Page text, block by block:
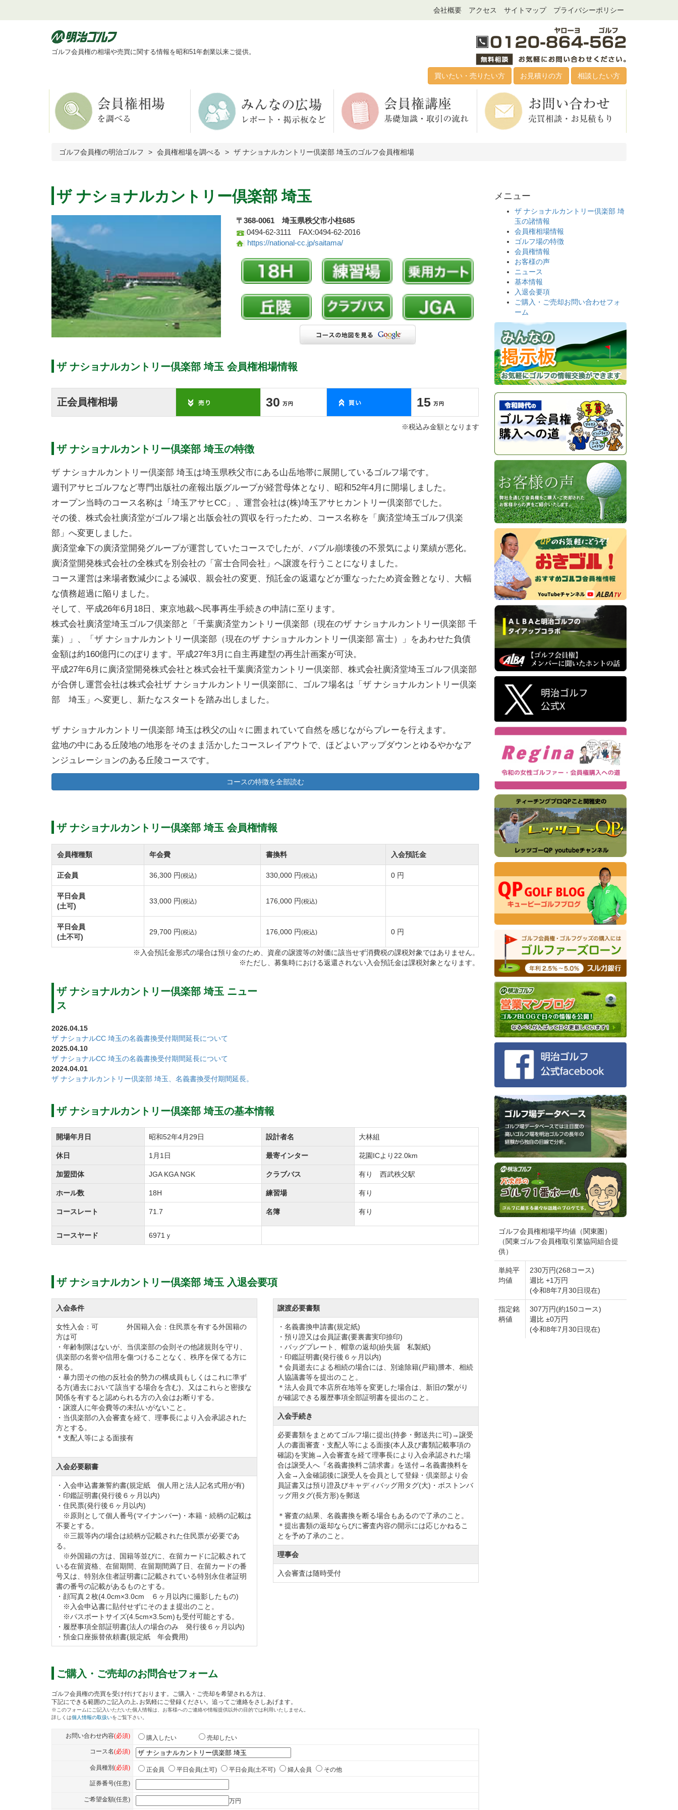
会社概要 アクセス サイトマップ プライバシーポリシー
ゴルフ会員権の相場や売買に関する情報を昭和51年創業以来ご提供。
買いたい・売りたい方 お見積りの方 相談したい方
ゴルフ会員権の明治ゴルフ 会員権相場を調べる ザ ナショナルカントリー倶楽部 埼玉のゴルフ会員権相場
ザ ナショナルカントリー倶楽部 埼玉
〒368-0061 埼玉県秩父市小柱685
0494-62-3111 FAX:0494-62-2016
https://national-cc.jp/saitama/
ザ ナショナルカントリー倶楽部 埼玉 会員権相場情報
正会員権相場 30 15
※税込み金額となります
ザ ナショナルカントリー倶楽部 埼玉の特徴
ザ ナショナルカントリー倶楽部 埼玉は埼玉県秩父市にある山岳地帯に展開しているゴルフ場です。
週刊アサヒゴルフなど専門出版社の産報出版グループが経営母体となり、昭和52年4月に開場しました。
オープン当時のコース名称は「埼玉アサヒCC」、運営会社は(株)埼玉アサヒカントリー倶楽部でした。
その後、株式会社廣済堂がゴルフ場と出版会社の買収を行ったため、コース名称を「廣済堂埼玉ゴルフ倶楽
部」へ変更しました。
廣済堂傘下の廣済堂開発グループが運営していたコースでしたが、バブル崩壊後の不景気により業績が悪化。
廣済堂開発株式会社の全株式を別会社の「富士合同会社」へ譲渡を行うことになりました。
コース運営は来場者数減少による減収、親会社の変更、預託金の返還などが重なったため資金難となり、大幅
な債務超過に陥りました。
そして、平成26年6月18日、東京地裁へ民事再生手続きの申請に至ります。
株式会社廣済堂埼玉ゴルフ倶楽部と「千葉廣済堂カントリー倶楽部（現在のザ ナショナルカントリー倶楽部 千
葉）」、「ザ ナショナルカントリー倶楽部（現在のザ ナショナルカントリー倶楽部 富士）」をあわせた負債
金額は約160億円にのぼります。平成27年3月に自主再建型の再生計画案が可決。
平成27年6月に廣済堂開発株式会社と株式会社千葉廣済堂カントリー倶楽部、株式会社廣済堂埼玉ゴルフ倶楽部
が合併し運営会社は株式会社ザ ナショナルカントリー倶楽部に、ゴルフ場名は「ザ ナショナルカントリー倶楽
部 埼玉」へ変更し、新たなスタートを踏み出しました。
ザ ナショナルカントリー倶楽部 埼玉は秩父の山々に囲まれていて自然を感じながらプレーを行えます。
盆地の中にある丘陵地の地形をそのまま活かしたコースレイアウトで、ほどよいアップダウンとゆるやかなア
ンジュレーションのある丘陵コースです。
埼玉の四季折々の美しい花道の中広がるフェアウェイ、全体的に見通しの良いコースのため、ゴルフ初心者か
らエンジョイプレイヤーまで充分にお楽しみ頂けます。
各ホールに設置されたティグラウンドは使うティによって戦略が変わってくるので、何度プレーしても飽きが
こないコースです。
グリーンは高麗とベントの2グリーン制で、メイングリーンはベントグリーンです。
ザ ナショナルカントリー倶楽部 埼玉はコースメンテナンスが行き届いているとメンバー様に定評をいただいて
おります。
ザ ナショナルカントリー倶楽部 埼玉のOUTコースは池越えのホールが目立つ9ホールです。
比較的なだらかなホールが多い中、打ち下ろしのホールもあり、テクニックを要求されます。
INコースはバンカーが多く、OUTコースと比べると距離のある9ホールです。
2オンのチャンスも期待できるが大きなバンカーとOBが待ち受けているコースレイアウトで、油断は禁物で
ザ ナショナルカントリー倶楽部 埼玉では「スタンレーレディス」や「エス・シー・レディス」などの女子プロ
トーナメントの開催実績があります。
ザ ナショナルカントリー倶楽部 埼玉のプレースタイルは乗用カート使用のセルフプレーとなります。
2人乗りの乗用カートで平日の2サムプレーでのご利用もいただけます。
コースにカートが乗り入れ可能なので、コンディションにもよりますがフェアウェイを乗用カートで走行する
また3月の終わりごろにコース内に美しい桜も咲くので、景色を楽しんでいただきながらプレーしていただけま
ドライバー利用可能な練習場は90ヤードの13打席です。プレー前のウォーミングアップとして是非ご活用くだ
さい。
ザ ナショナルカントリー倶楽部 埼玉のクラブハウスは落ち着きのある佇まいで、赤い屋根が特徴的です。
クラブハウス2階にあるレストランでは破風山と蓑山に囲まれたザ ナショナルカントリー倶楽部 埼玉の美しい
コースを眺めながらお食事を楽しんでいただけます。
レストランのメニューは豊富で北海道産の高級蕎麦使用した「鴨せいろ」をはじめ、大きなエビが２つ乗って
いる「天丼」などご用意させていただいております。
おります。
またザ ナショナルカントリー倶楽部 埼玉のコンペルームではパーティメニューもご用意させていただいてお
り、料理は500円のコースからご用意ございます。
どなた様でも気軽にお楽しみいただけます。
ザ ナショナルカントリー倶楽部 埼玉は都会の喧騒を忘れて無心でプレーに打ち込んでいただけるゴルフ場で
す。
競技会も盛んに行われており、有意義なクラブライフを送っていただくことが可能です。
24時間WEBからゴルフ場へ予約をしていただけるので、お好きな時にご予約の手続きが出来るので、非常にス
ムーズです。
平成10年11月から配偶者、子供の名義変更料が半額になり、さらに多くの方にご利用していただける環境にな
りました。是非この機会にご検討ください。
会員権の名義書換を再開しました。
期間 2019年4月1日から2020年3月31日受付分。
名義書換受付期間を2021年3月31日迄延長します。
2020年4月1日より、名義書換料が改定されます。
【改定前】正会員 150,000円（税別） → 【改定後】200,000円（税別）
【改定前】特別平日会員 100,000円（税別） → 【改定後】130,000円（税別）
【改定前】週日会員 100,000円（税別） → 【改定後】130,000円（税別）
【改定前】相続・三親等内 50,000円（税別） → 【改定後】70,000円（税別）
名義書換受付期間を下記のとおり延長します。
①名義書換受付期間
※令和5年3月31日までとしていた受付期間を1年間延長。
正会員 275,000円（税込）
特別平日会員 176,000円（税込）
名義書換受付期間を下記のとおり延長します。
令和6年4月1日受付分から令和7年3月31日受付分に限る（1年間）
※令和6年3月31日までとしていた受付期間を1年間延長。
コースの特徴を全部読む
ザ ナショナルカントリー倶楽部 埼玉 会員権情報
会員権種類 年会費 書換料 入会預託金
正会員 36,300 円(税込) 330,000 円(税込) 0 円
平日会員
(土可)
33,000 円(税込) 176,000 円(税込)
平日会員
(土不可)
29,700 円(税込) 176,000 円(税込) 0 円
※入会預託金形式の場合は預り金のため、資産の譲渡等の対価に該当せず消費税の課税対象ではありません。
※ただし、募集時における返還されない入会預託金は課税対象となります。
ザ ナショナルカントリー倶楽部 埼玉 ニュー
ス
2026.04.15
ザ ナショナルCC 埼玉の名義書換受付期間延長について
2025.04.10
ザ ナショナルCC 埼玉の名義書換受付期間延長について
2024.04.01
ザ ナショナルカントリー倶楽部 埼玉、名義書換受付期間延長。
ザ ナショナルカントリー倶楽部 埼玉の基本情報
開場年月日 昭和52年4月29日 設計者名 大林組
休日 1月1日 最寄インター 花園ICより22.0km
加盟団体 JGA KGA NGK クラブバス 有り 西武秩父駅
ホール数 18H 練習場 有り
コースレート 71.7 名簿 有り
コースヤード 6971ｙ
ザ ナショナルカントリー倶楽部 埼玉 入退会要項
入会条件
女性入会：可 外国籍入会：住民票を有する外国籍の
方は可
・年齢制限はないが、当倶楽部の会則その他諸規則を守り、
倶楽部の名誉や信用を傷つけることなく、秩序を保てる方に
限る。
・暴力団その他の反社会的勢力の構成員もしくはこれに準ず
る方(過去において該当する場合を含む)、又はこれらと密接な
関係を有すると認められる方の入会はお断りする。
・譲渡人に年会費等の未払いがないこと。
・当倶楽部の入会審査を経て、理事長により入会承認された
方とする。
＊支配人等による面接有
入会必要願書
・入会申込書兼誓約書(規定紙 個人用と法人記名式用が有)
・印鑑証明書(発行後６ヶ月以内)
・住民票(発行後６ヶ月以内)
※原則として個人番号(マイナンバー)・本籍・続柄の記載は
不要とする。
※三親等内の場合は続柄が記載された住民票が必要であ
る。
※外国籍の方は、国籍等並びに、在留カードに記載されて
いる在留資格、在留期間、在留期間満了日、在留カードの番
号又は、特別永住者証明書に記載されている特別永住者証明
書の番号の記載があるものとする。
・顔写真２枚(4.0cm×3.0cm ６ヶ月以内に撮影したもの)
※入会申込書に貼付せずにそのまま提出のこと。
※パスポートサイズ(4.5cm×3.5cm)も受付可能とする。
・履歴事項全部証明書(法人の場合のみ 発行後６ヶ月以内)
・預金口座振替依頼書(規定紙 年会費用)
譲渡必要書類
・名義書換申請書(規定紙)
・預り證又は会員証書(要裏書実印捺印)
・バッグプレート、帽章の返却(紛失届 私製紙)
・印鑑証明書(発行後６ヶ月以内)
＊会員逝去による相続の場合には、別途除籍(戸籍)謄本、相続
人協議書等を提出のこと。
＊法人会員で本店所在地等を変更した場合は、新旧の繋がり
が確認できる履歴事項全部証明書を提出のこと。
入会手続き
必要書類をまとめてゴルフ場に提出(持参・郵送共に可)→譲受
人の書面審査・支配人等による面接(本人及び書類記載事項の
確認)を実施→入会審査を経て理事長により入会承認された場
合は譲受人へ『名義書換料ご請求書』を送付→名義書換料を
入金→入金確認後に譲受人を会員として登録・倶楽部より会
員証書又は預り證及びキャディバッグ用タグ(大)・ボストンバ
ッグ用タグ(長方形)を郵送
＊審査の結果、名義書換を断る場合もあるので了承のこと。
＊提出書類の返却ならびに審査内容の開示には応じかねるこ
とを予め了承のこと。
理事会
入会審査は随時受付
ご購入・ご売却のお問合せフォーム
メニュー
ザ ナショナルカントリー倶楽部 埼
玉の諸情報
会員権相場情報
ゴルフ場の特徴
会員権情報
お客様の声
ニュース
基本情報
入退会要項
ご購入・ご売却お問い合わせフォ
ーム
ゴルフ会員権相場平均値（関東圏）
（関東ゴルフ会員権取引業協同組合提
供）
単純平
均値
230万円(268コース)
週比 +1万円
(令和8年7月30日現在)
指定銘
柄値
307万円(約150コース)
週比 ±0万円
(令和8年7月30日現在)